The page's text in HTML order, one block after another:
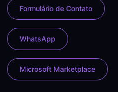
Formulário de Contato
WhatsApp
Microsoft Marketplace